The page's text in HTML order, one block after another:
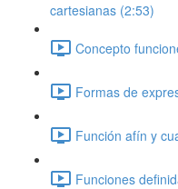
cartesianas (2:53)
Concepto
Formas de
Función afín y
Funciones